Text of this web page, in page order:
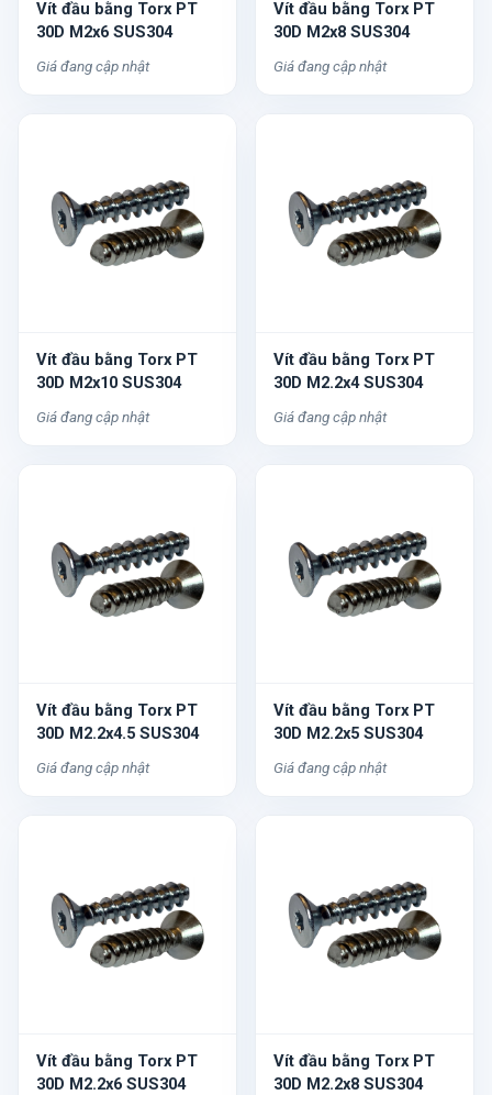
Vít đầu bằng Torx PT
30D M2x6 SUS304
Giá đang cập nhật
Vít đầu bằng Torx PT
30D M2x8 SUS304
Giá đang cập nhật
Vít đầu bằng Torx PT
30D M2x10 SUS304
Giá đang cập nhật
Vít đầu bằng Torx PT
30D M2.2x4 SUS304
Giá đang cập nhật
Vít đầu bằng Torx PT
30D M2.2x4.5 SUS304
Giá đang cập nhật
Vít đầu bằng Torx PT
30D M2.2x5 SUS304
Giá đang cập nhật
Vít đầu bằng Torx PT
30D M2.2x6 SUS304
Vít đầu bằng Torx PT
30D M2.2x8 SUS304